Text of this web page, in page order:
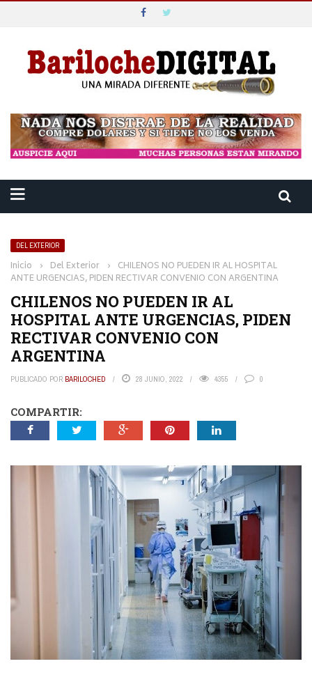
DEL EXTERIOR
Inicio › Del Exterior › CHILENOS NO PUEDEN IR AL HOSPITAL
ANTE URGENCIAS, PIDEN RECTIVAR CONVENIO CON ARGENTINA
CHILENOS NO PUEDEN IR AL
HOSPITAL ANTE URGENCIAS, PIDEN
RECTIVAR CONVENIO CON
ARGENTINA
PUBLICADO POR BARILOCHED 28 JUNIO, 2022 4355 0
COMPARTIR: